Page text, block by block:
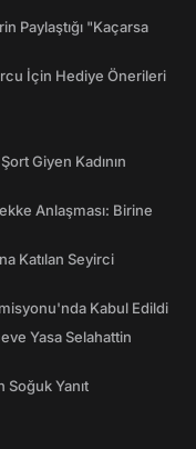
Paylaştığı "Kaçarsa
İçin Hediye Önerileri
Giyen Kadının
Anlaşması: Birine
Katılan Seyirci
Kabul Edildi
Yasa Selahattin
Yanıt